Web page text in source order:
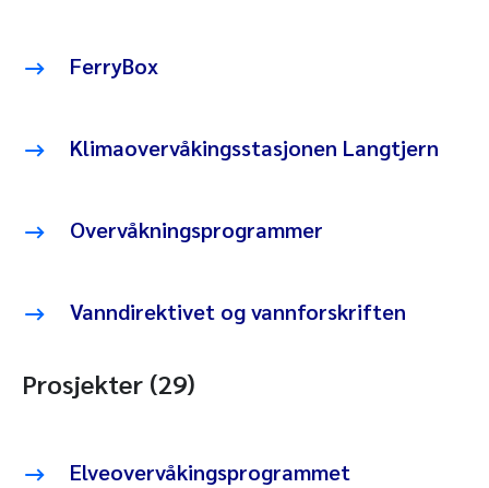
FerryBox
Klimaovervåkingsstasjonen Langtjern
Overvåkningsprogrammer
Vanndirektivet og vannforskriften
Prosjekter (29)
Elveovervåkingsprogrammet